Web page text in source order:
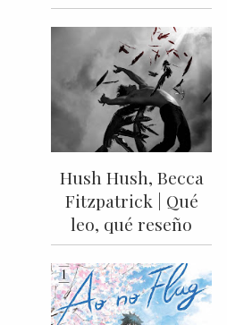
Hush Hush, Becca
Fitzpatrick | Qué
leo, qué reseño